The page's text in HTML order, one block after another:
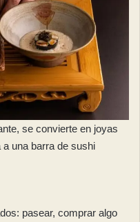
se convierte en joyas
una barra de sushi
pasear, comprar algo